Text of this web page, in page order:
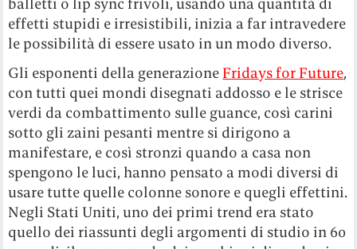
effetti stupidi e irresistibili, inizia a far intravedere
le possibilità di essere usato in un modo diverso.
Gli esponenti della generazione Fridays for Future,
con tutti quei mondi disegnati addosso e le strisce
verdi da combattimento sulle guance, così carini
sotto gli zaini pesanti mentre si dirigono a
manifestare, e così stronzi quando a casa non
spengono le luci, hanno pensato a modi diversi di
usare tutte quelle colonne sonore e quegli effettini.
Negli Stati Uniti, uno dei primi trend era stato
quello dei riassunti degli argomenti di studio in 60